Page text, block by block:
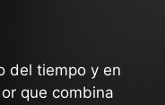
del tiempo y en
que combina